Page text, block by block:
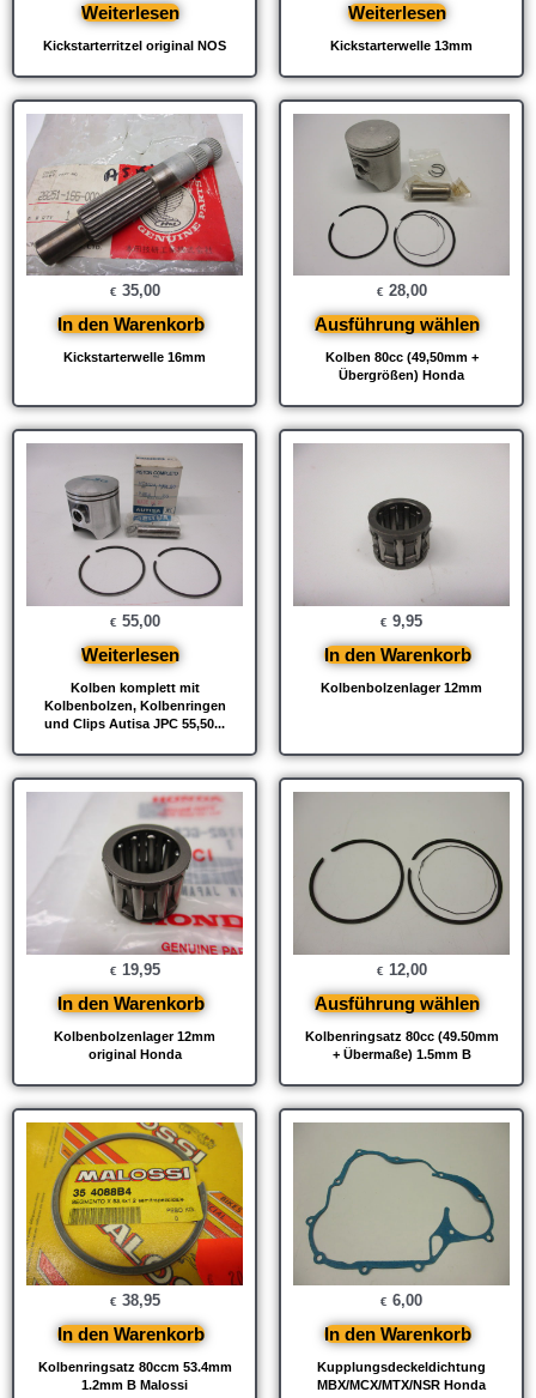
Kickstarterritzel original NOS
Weiterlesen
Kickstarterwelle 13mm
Weiterlesen
Kickstarterwelle 16mm
€ 35,00
In den Warenkorb
Kolben 80cc (49,50mm +
Übergrößen) Honda
€ 28,00
Ausführung wählen
Kolben komplett mit
Kolbenbolzen, Kolbenringen
und Clips Autisa JPC 55,50...
€ 55,00
Weiterlesen
Kolbenbolzenlager 12mm
€ 9,95
In den Warenkorb
Kolbenbolzenlager 12mm
original Honda
€ 19,95
In den Warenkorb
Kolbenringsatz 80cc (49.50mm
+ Übermaße) 1.5mm B
€ 12,00
Ausführung wählen
Kolbenringsatz 80ccm 53.4mm
1.2mm B Malossi
€ 38,95
In den Warenkorb
Kupplungsdeckeldichtung
MBX/MCX/MTX/NSR Honda
€ 6,00
In den Warenkorb